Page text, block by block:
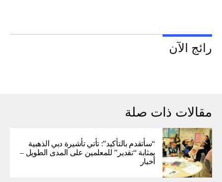
رائج الآن
مقالات ذات صلة
“سأتقدم بالتأكيد”: تأتي تأشيرة دبي الذهبية
بمثابة “تقدير” للمعلمين على المدى الطويل –
أخبار